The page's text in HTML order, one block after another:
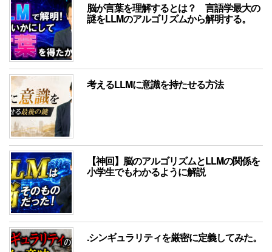
脳が言葉を理解するとは？ 言語学最大の
謎をLLMのアルゴリズムから解明する。
考えるLLMに意識を持たせる方法
【神回】脳のアルゴリズムとLLMの関係を
小学生でもわかるように解説
.シンギュラリティを厳密に定義してみた。